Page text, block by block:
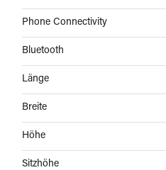
Phone Connectivity
Bluetooth
Länge
Breite
Höhe
Sitzhöhe